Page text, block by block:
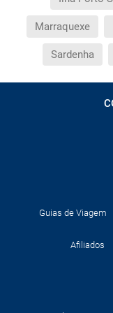
Marraquexe
Sardenha
Guias de Viagem
Afiliados